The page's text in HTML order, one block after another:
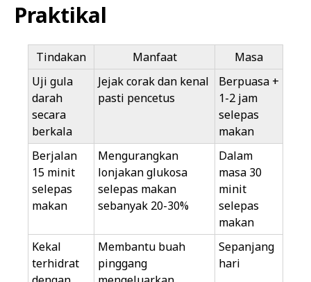
Praktikal
Tindakan Manfaat
Masa
Uji gula
darah
secara
berkala
Jejak corak dan kenal
pasti pencetus
Berpuasa +
1-2 jam
selepas
makan
Berjalan
15 minit
selepas
makan
Mengurangkan
lonjakan glukosa
selepas makan
sebanyak 20-30%
Dalam
masa 30
minit
selepas
makan
Kekal
terhidrat
Membantu buah
pinggang
Sepanjang
hari